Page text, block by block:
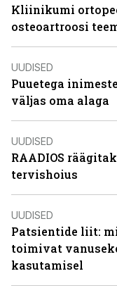
Kliinikumi
osteoartroosi
UUDISED
Puuetega
väljas oma alaga
UUDISED
RAADIOS
tervishoius
UUDISED
Patsientide liit:
toimivat
kasutamisel